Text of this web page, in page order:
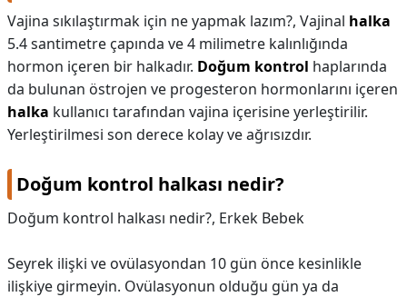
Vajina sıkılaştırmak için ne yapmak lazım?, Vajinal halka
5.4 santimetre çapında ve 4 milimetre kalınlığında
hormon içeren bir halkadır. Doğum kontrol haplarında
da bulunan östrojen ve progesteron hormonlarını içeren
halka kullanıcı tarafından vajina içerisine yerleştirilir.
Yerleştirilmesi son derece kolay ve ağrısızdır.
Doğum kontrol halkası nedir?
Doğum kontrol halkası nedir?, Erkek Bebek
Seyrek ilişki ve ovülasyondan 10 gün önce kesinlikle
ilişkiye girmeyin. Ovülasyonun olduğu gün ya da